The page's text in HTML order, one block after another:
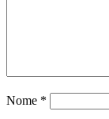
Nome *